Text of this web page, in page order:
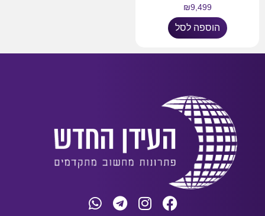
₪9,499
הוספה לסל